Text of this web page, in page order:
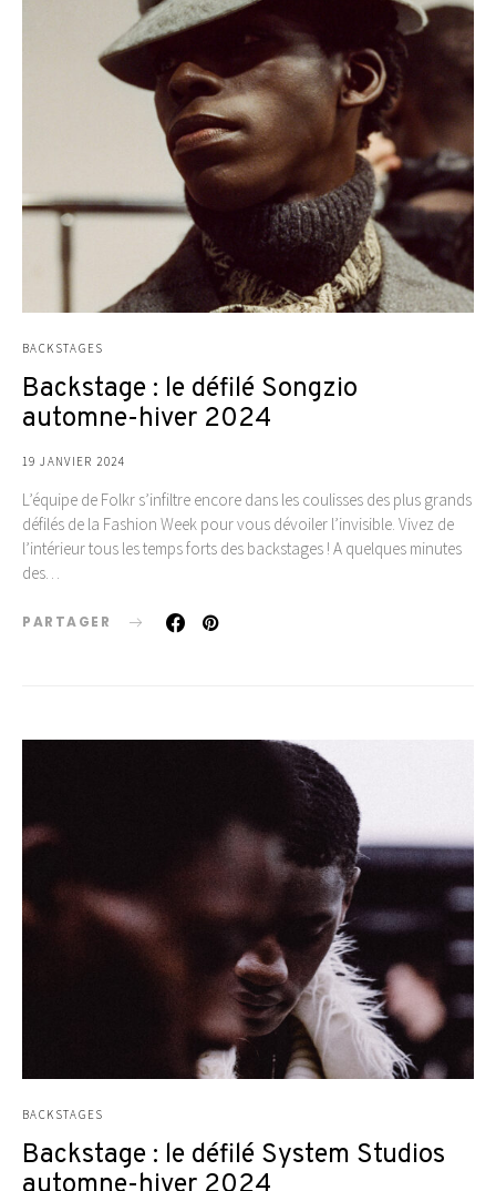
BACKSTAGES
Backstage : le défilé Songzio
automne-hiver 2024
19 JANVIER 2024
L’équipe de Folkr s’infiltre encore dans les coulisses des plus grands
défilés de la Fashion Week pour vous dévoiler l’invisible. Vivez de
l’intérieur tous les temps forts des backstages ! A quelques minutes
des…
PARTAGER
BACKSTAGES
Backstage : le défilé System Studios